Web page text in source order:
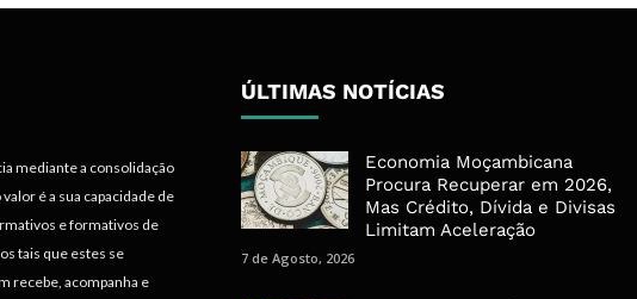
mediante a consolidação
é a sua capacidade de
e formativos de
tais que estes se
recebe, acompanha e
ÚLTIMAS NOTÍCIAS
Economia Moçambicana
Procura Recuperar em 2026,
Mas Crédito, Dívida e Divisas
Limitam Aceleração
7 de Agosto, 2026